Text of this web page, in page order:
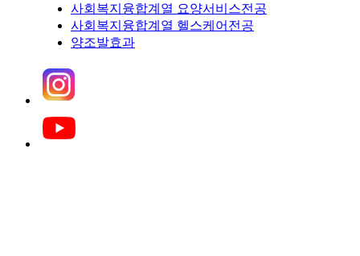
사회복지융합계열 요양서비스전공
사회복지융합계열 헬스케어전공
양조발효과